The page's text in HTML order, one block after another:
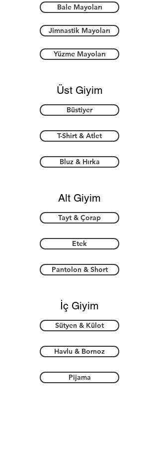
Bale Mayoları
Jimnastik Mayoları
Yüzme Mayoları
Üst Giyim
Büstiyer
T-Shirt & Atlet
Bluz & Hırka
Alt Giyim
Tayt & Çorap
Etek
Pantolon & Short
İç Giyim
Sütyen & Külot
Havlu & Bornoz
Pijama